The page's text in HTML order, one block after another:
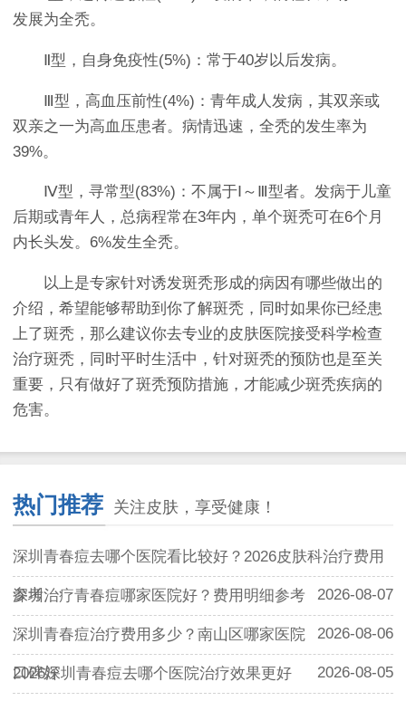
发展为全秃。
Ⅱ型，自身免疫性(5%)：常于40岁以后发病。
Ⅲ型，高血压前性(4%)：青年成人发病，其双亲或
双亲之一为高血压患者。病情迅速，全秃的发生率为
39%。
Ⅳ型，寻常型(83%)：不属于Ⅰ～Ⅲ型者。发病于儿童
后期或青年人，总病程常在3年内，单个斑秃可在6个月
内长头发。6%发生全秃。
以上是专家针对诱发斑秃形成的病因有哪些做出的
介绍，希望能够帮助到你了解斑秃，同时如果你已经患
上了斑秃，那么建议你去专业的皮肤医院接受科学检查
治疗斑秃，同时平时生活中，针对斑秃的预防也是至关
重要，只有做好了斑秃预防措施，才能减少斑秃疾病的
危害。
热门推荐 关注皮肤，享受健康！
深圳青春痘去哪个医院看比较好？2026皮肤科治疗费用
参考 2026-08-07
深圳治疗青春痘哪家医院好？费用明细参考
2026-08-06
深圳青春痘治疗费用多少？南山区哪家医院
口碑好 2026-08-05
2026深圳青春痘去哪个医院治疗效果更好